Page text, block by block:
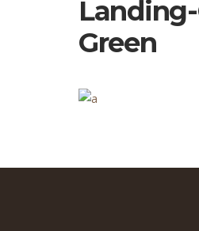
Green